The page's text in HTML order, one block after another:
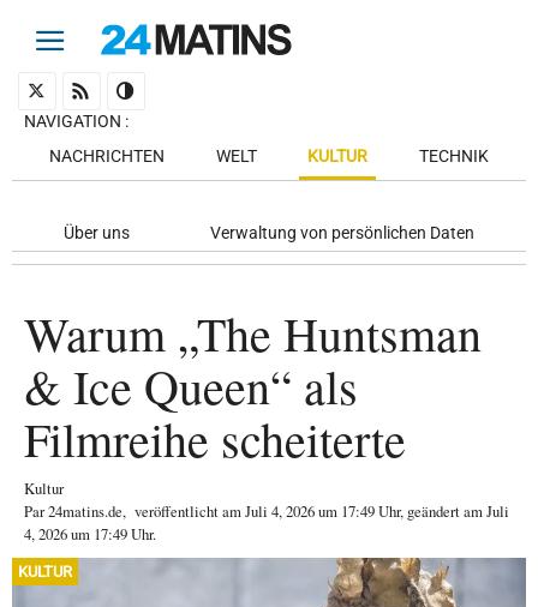
NAVIGATION :
NACHRICHTEN
WELT KULTUR TECHNIK
Über uns Verwaltung von persönlichen Daten
Warum „The Huntsman
& Ice Queen“ als
Filmreihe scheiterte
Kultur
Par24matins.de, veröffentlicht amJuli 4, 2026um 17:49 Uhr, geändert am Juli
4, 2026 um 17:49 Uhr.
KULTUR